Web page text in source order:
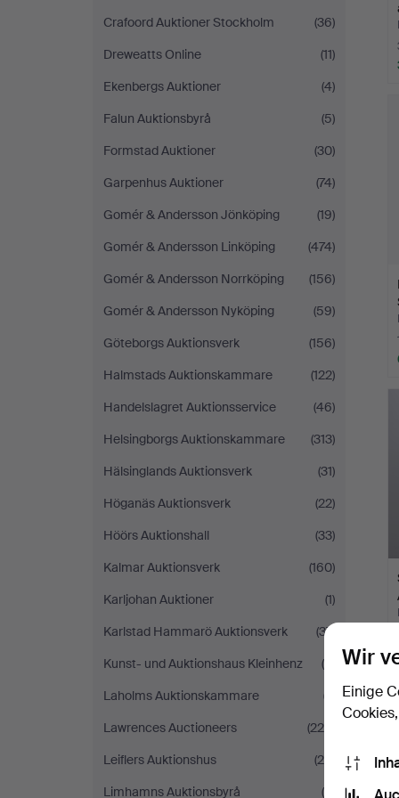
Crafoord Auktioner Stockholm
(36)
Dreweatts Online
(11)
Ekenbergs Auktioner
(4)
Falun Auktionsbyrå
(5)
Formstad Auktioner
(30)
Garpenhus Auktioner
(74)
Gomér & Andersson Jönköping
(19)
Gomér & Andersson Linköping
(474)
Gomér & Andersson Norrköping
(156)
Gomér & Andersson Nyköping
(59)
Göteborgs Auktionsverk
(156)
Halmstads Auktionskammare
(122)
Handelslagret Auktionsservice
(46)
Helsingborgs Auktionskammare
(313)
Hälsinglands Auktionsverk
(31)
Höganäs Auktionsverk
(22)
Höörs Auktionshall
(33)
Kalmar Auktionsverk
(160)
Karljohan Auktioner
(1)
Karlstad Hammarö Auktionsverk
(37)
Kunst- und Auktionshaus Kleinhenz
(4)
Laholms Auktionskammare
(7)
Lawrences Auctioneers
(220)
Leiflers Auktionshus
(29)
Limhamns Auktionsbyrå
(5)
Wir
Einige